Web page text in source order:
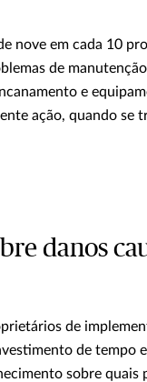
nove em cada 10
de
e
ação, quando se
danos
de
de tempo
sobre quais